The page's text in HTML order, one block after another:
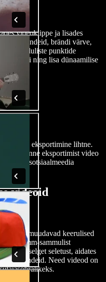
videoklippe ja lisades
brändi värve,
oluliste punktide
ning lisa dünaamilise
on selle eksportimine lihtne.
enne eksportimist video
või sotsiaalmeedia
videoid
mis muudavad keerulised
samm-sammulist
ja selget seletust, aidates
ülesandeid. Need videod on